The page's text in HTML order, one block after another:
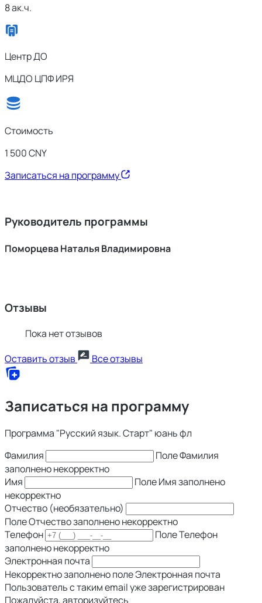
8 ак.ч.
Центр ДО
МЦДО ЦПФ ИРЯ
Стоимость
1 500 CNY
Записаться на программу
Руководитель программы
Поморцева Наталья Владимировна
Отзывы
Пока нет отзывов
Оставить отзыв
Все отзывы
Записаться на программу
Программа "Русский язык. Старт" юань фл
Фамилия
Поле Фамилия
заполнено некорректно
Имя
Поле Имя заполнено
некорректно
Отчество (необязательно)
Поле Отчество заполнено некорректно
Телефон
Поле Телефон
заполнено некорректно
Электронная почта
Некорректно заполнено поле Электронная почта
Пользователь с таким email уже зарегистрирован
Пожалуйста, авторизуйтесь